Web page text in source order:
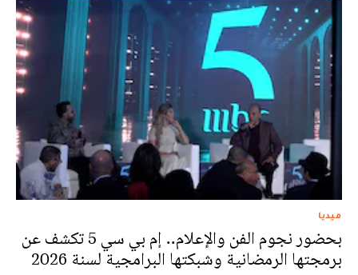
ميديا
بحضور نجوم الفن والإعلام.. إم بي سي 5 تكشف عن
برمجتها الرمضانية وشبكتها البرامجية لسنة 2026